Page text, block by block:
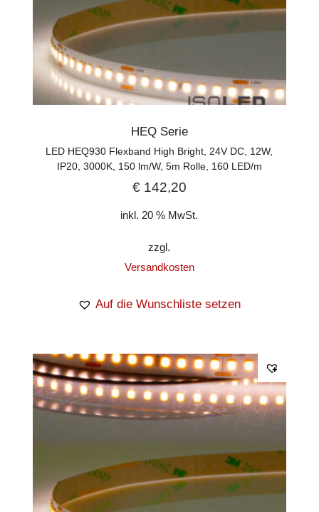
HEQ Serie
LED HEQ930 Flexband High Bright, 24V DC, 12W,
IP20, 3000K, 150 lm/W, 5m Rolle, 160 LED/m
€142,20
inkl. 20 % MwSt.
zzgl.
Versandkosten
Auf die Wunschliste setzen